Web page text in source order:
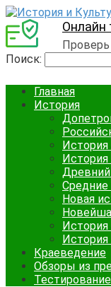
Онлайн
Проверь
Поиск:
Главная
История
История
Средние
Новая
История
Краеведение
Обзоры из
Тестирование